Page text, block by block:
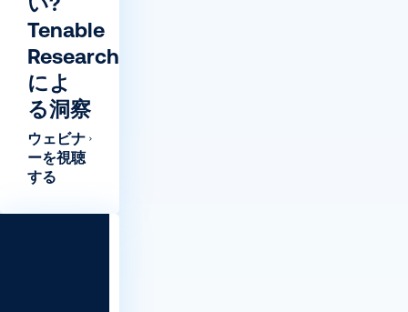
Tenable
Research
によ
る洞察
ウェビナ
ーを視聴
する